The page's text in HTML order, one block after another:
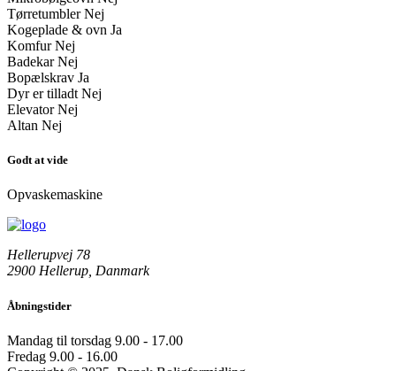
Tørretumbler Nej
Kogeplade & ovn Ja
Komfur Nej
Badekar Nej
Bopælskrav Ja
Dyr er tilladt Nej
Elevator Nej
Altan Nej
Godt at vide
Opvaskemaskine
Hellerupvej 78
2900 Hellerup, Danmark
Åbningstider
Mandag til torsdag 9.00 - 17.00
Fredag 9.00 - 16.00